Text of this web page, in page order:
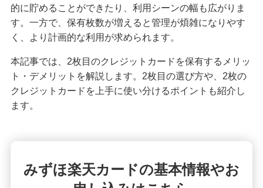
クレジットカードの利用限度額はどう決まる？仕
組みや確認方法、増やす方法を紹介
クレジットカードが使えない！よくある原因や解
決策を紹介
ングや変更しないリスクも解説
的に貯めることができたり、利用シーンの幅も広がりま
す。一方で、保有枚数が増えると管理が煩雑になりやす
く、より計画的な利用が求められます。
本記事では、2枚目のクレジットカードを保有するメリッ
ト・デメリットを解説します。2枚目の選び方や、2枚の
クレジットカードを上手に使い分けるポイントも紹介し
ます。
みずほ楽天カードの基本情報やお